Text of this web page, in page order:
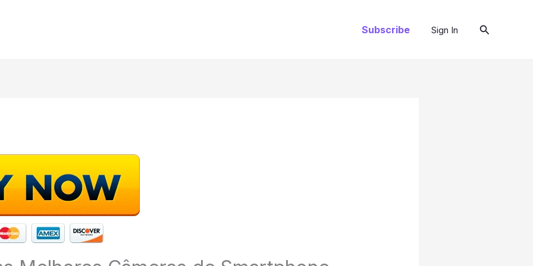
Subscribe Sign In Pesquisar